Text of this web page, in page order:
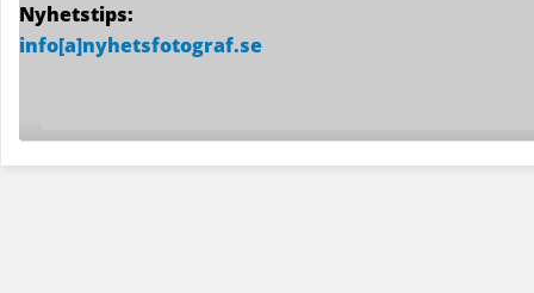
Nyhetstips:
info[a]nyhetsfotograf.se